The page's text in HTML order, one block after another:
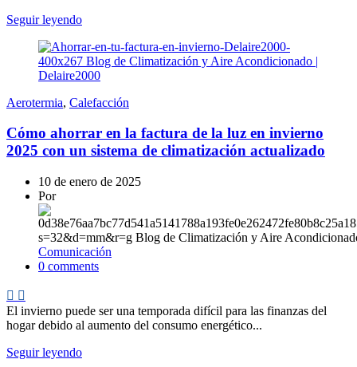
Seguir leyendo
Aerotermia, Calefacción
Cómo ahorrar en la factura de la luz en invierno
2025 con un sistema de climatización actualizado
10 de enero de 2025
Por
Comunicación
0 comments
El invierno puede ser una temporada difícil para las finanzas del
hogar debido al aumento del consumo energético...
Seguir leyendo